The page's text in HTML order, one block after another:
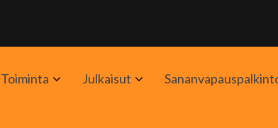
Toiminta AvaaJulkaisut Avaa